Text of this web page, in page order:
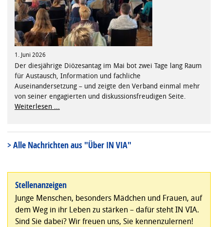
1. Juni 2026
Der diesjährige Diözesantag im Mai bot zwei Tage lang Raum
für Austausch, Information und fachliche
Auseinandersetzung – und zeigte den Verband einmal mehr
von seiner engagierten und diskussionsfreudigen Seite.
Weiterlesen ...
> Alle Nachrichten aus "Über IN VIA"
Stellenanzeigen
Junge Menschen, besonders Mädchen und Frauen, auf
dem Weg in ihr Leben zu stärken – dafür steht IN VIA.
Sind Sie dabei? Wir freuen uns, Sie kennenzulernen!